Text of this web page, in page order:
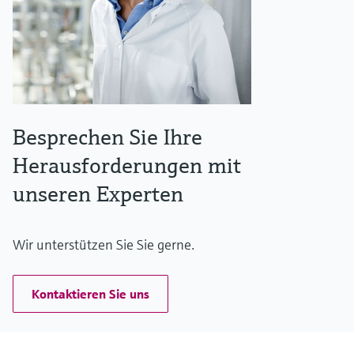
Besprechen Sie Ihre
Herausforderungen mit
unseren Experten
Wir unterstützen Sie Sie gerne.
Kontaktieren Sie uns